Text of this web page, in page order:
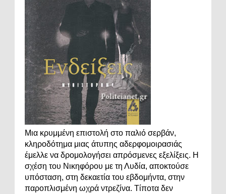
Μια κρυμμένη επιστολή στο παλιό σερβάν,
κληροδότημα μιας άτυπης αδερφομοιρασιάς
έμελλε να δρομολογήσει απρόσμενες εξελίξεις. Η
σχέση του Νικηφόρου με τη Λυδία, αποκτούσε
υπόσταση, στη δεκαετία του εβδομήντα, στην
παροπλισμένη ωχρά ντρεζίνα. Τίποτα δεν